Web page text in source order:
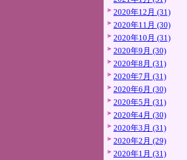
2020年12月 (31)
2020年11月 (30)
2020年10月 (31)
2020年9月 (30)
2020年8月 (31)
2020年7月 (31)
2020年6月 (30)
2020年5月 (31)
2020年4月 (30)
2020年3月 (31)
2020年2月 (29)
2020年1月 (31)